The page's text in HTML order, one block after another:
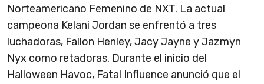
Norteamericano Femenino de NXT. La actual
campeona Kelani Jordan se enfrentó a tres
luchadoras, Fallon Henley, Jacy Jayne y Jazmyn
Nyx como retadoras. Durante el inicio del
Halloween Havoc, Fatal Influence anunció que el